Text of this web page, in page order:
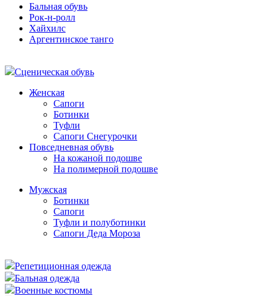
Бальная обувь
Рок-н-ролл
Хайхилс
Аргентинское танго
Сценическая обувь
Женская
Сапоги
Ботинки
Туфли
Сапоги Снегурочки
Повседневная обувь
На кожаной подошве
На полимерной подошве
Мужская
Ботинки
Сапоги
Туфли и полуботинки
Сапоги Деда Мороза
Репетиционная одежда
Бальная одежда
Военные костюмы